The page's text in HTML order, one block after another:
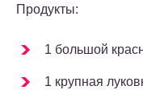
Продукты:
1 большой
1 крупная